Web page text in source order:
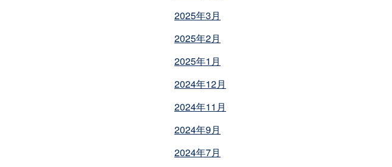
2025年3月
2025年2月
2025年1月
2024年12月
2024年11月
2024年9月
2024年7月